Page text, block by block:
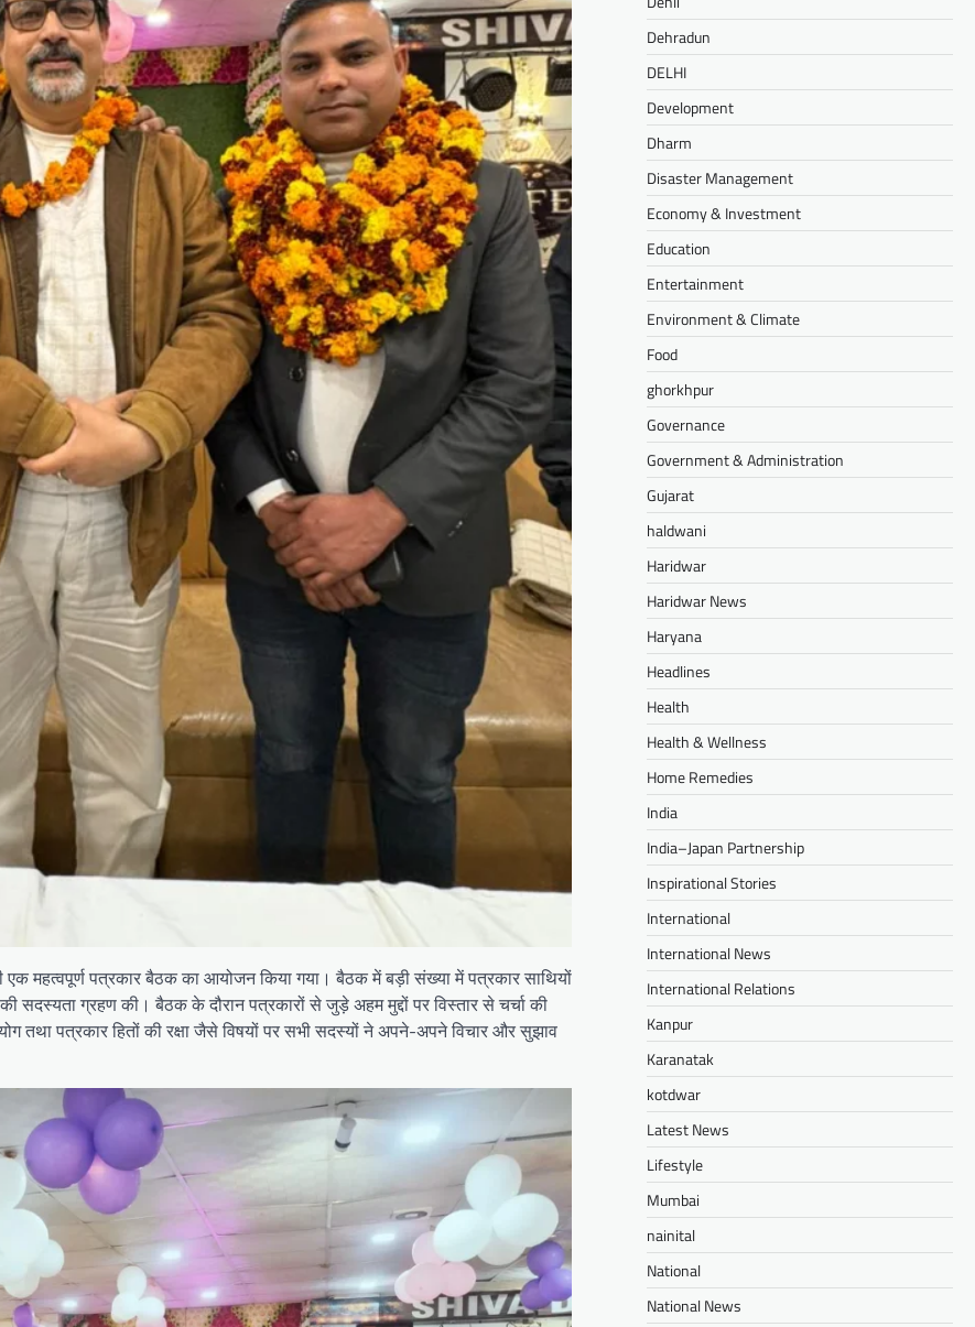
एक महत्वपूर्ण पत्रकार बैठक का आयोजन किया गया। बैठक में बड़ी संख्या में पत्रकार साथियों
सदस्यता ग्रहण की। बैठक के दौरान पत्रकारों से जुड़े अहम मुद्दों पर विस्तार से चर्चा की
तथा पत्रकार हितों की रक्षा जैसे विषयों पर सभी सदस्यों ने अपने-अपने विचार और सुझाव
Dehradun
DELHI
Development
Dharm
Disaster Management
Economy & Investment
Education
Entertainment
Environment & Climate
Food
ghorkhpur
Governance
Government & Administration
Gujarat
haldwani
Haridwar
Haridwar News
Haryana
Headlines
Health
Health & Wellness
Home Remedies
India
India–Japan Partnership
Inspirational Stories
International
International News
International Relations
Kanpur
Karanatak
kotdwar
Latest News
Lifestyle
Mumbai
nainital
National
National News